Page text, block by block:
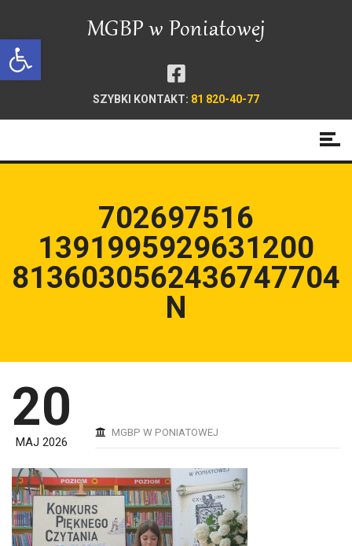
Open toolbar
SZYBKI KONTAKT: 81 820-40-77
702697516
1391995929631200
8136030562436747704
N
20
MAJ 2026
MGBP W PONIATOWEJ